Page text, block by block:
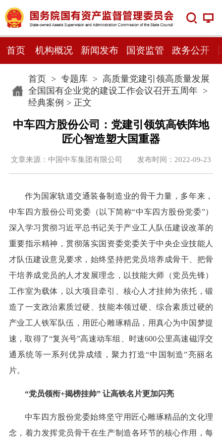
首页 机构概况 新闻发布 国资监管 政务公开
首页> 专题库> 高质量党建引领高质量发展
全国国有企业党的建设工作会议召开五周年 >
经典案例 > 正文
中车四方股份公司：党建引领筑高铁阵地
匠心智造塑大国重器
文章来源：中国中车集团有限公司 发布时间：2022-09-23
作为国家轨道交通装备制造业的骨干力量，多年来，
中车四方股份公司党委（以下简称“中车四方股份党委”）
深入学习贯彻习近平总书记关于产业工人队伍建设改革的
重要指示精神，贯彻落实国资委党委关于中央企业技能人
才队伍建设意见要求，始终坚持把党员培养成骨干、把骨
干培养成党员的人才发展理念，以技能大师（党员先锋）
工作室为载体，以大项目牵引、核心人才挂帅为依托，锻
造了一支政治素质过硬、技能本领过硬、综合素质过硬的
产业工人铁军队伍，用匠心雕琢精品，用真心为中国梦提
速，取得了“复兴号”高速动车组、时速600公里高速磁浮交
通系统等一系列优异成绩，聚力打造“中国制造”亮丽名
片。
“党员领衔+揭榜挂帅” 让高铁名片更加闪亮
中车四方股份党委始终坚守用匠心雕琢精品的文化理
念，着力发挥党员骨干在生产制造各环节的核心作用，每